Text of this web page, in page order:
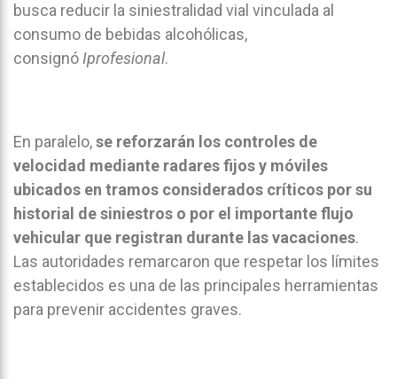
busca reducir la siniestralidad vial vinculada al
consumo de bebidas alcohólicas,
consignóIprofesional.
En paralelo,se reforzarán los controles de
velocidad mediante radares fijos y móviles
ubicados en tramos considerados críticos por su
historial de siniestros o por el importante flujo
vehicular que registran durante las vacaciones.
Las autoridades remarcaron que respetar los límites
establecidos es una de las principales herramientas
para prevenir accidentes graves.